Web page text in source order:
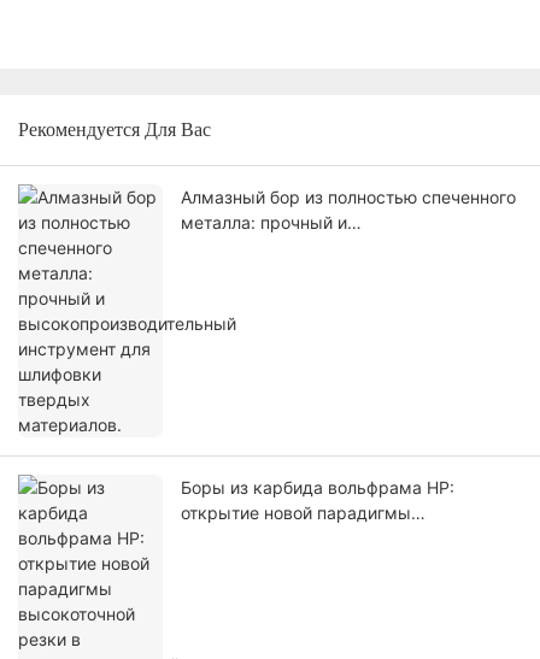
Рекомендуется Для Вас
Алмазный бор из полностью спеченного
металла: прочный и
Боры из карбида вольфрама HP:
открытие новой парадигмы